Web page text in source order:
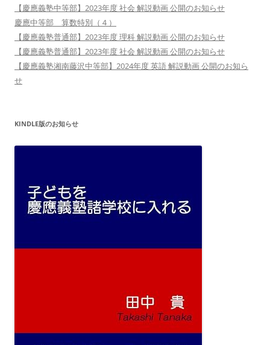
【慶應義塾中等部】2023年度 社会 解説動画 公開のお知らせ
慶應中等部 算数特別（４）
【慶應義塾普通部】2023年度 理科 解説動画 公開のお知らせ
【慶應義塾普通部】2023年度 社会 解説動画 公開のお知らせ
【慶應義塾湘南藤沢中等部】2024年度 英語 解説動画 公開のお知ら
せ
KINDLE版のお知らせ